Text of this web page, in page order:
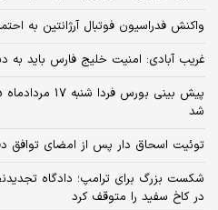
واکنش فدراسیون فوتبال آرژانتین به
غریب آبادی: امنیت خلیج فارس باید
شد
توئیت اسحاق دار پس از امضای توافق
شکست بزرگ برای ترامپ؛ دادگاه
در کاخ سفید را متوقف کرد